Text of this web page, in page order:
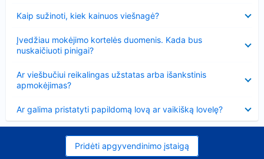
Kaip sužinoti, kiek kainuos viešnagė?
Įvedžiau mokėjimo kortelės duomenis. Kada bus
nuskaičiuoti pinigai?
Ar viešbučiui reikalingas užstatas arba išankstinis
apmokėjimas?
Ar galima pristatyti papildomą lovą ar vaikišką lovelę?
Pridėti apgyvendinimo įstaigą